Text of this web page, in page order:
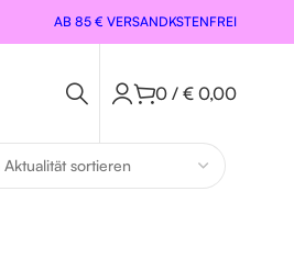
AB 85 € VERSANDKSTENFREI
0 / € 0,00